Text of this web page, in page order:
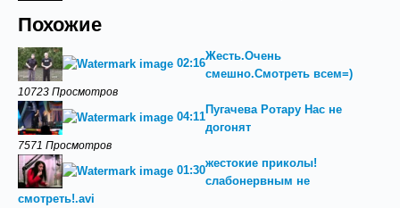
Похожие
02:16
Жесть.Очень
смешно.Смотреть всем=)
10723 Просмотров
04:11
Пугачева Ротару Нас не
догонят
7571 Просмотров
01:30
жестокие приколы!
слабонервным не
смотреть!.avi